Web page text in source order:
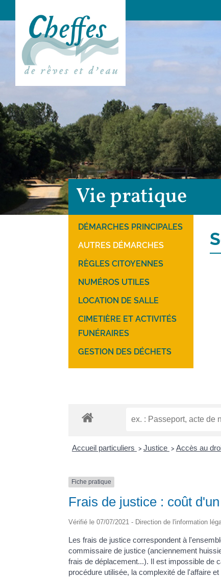
Vie pratique
DÉMARCHES PRINCIPALES
AUTRES DÉMARCHES
RÈGLES CITOYENNES
NUMÉROS UTILES
LOCATION DE SALLE
CIMETIÈRE ET ACTIVITÉS
FUNÉRAIRES
GESTION DES DÉCHETS
Accueil particuliers > Justice > Accès au
Fiche pratique
Frais de justice : coût
Vérifié le 07/07/2021 - Direction de l'information
Les frais de justice correspondent à
commissaire de justice (anciennement
frais de déplacement...). Il est impossible de
procédure utilisée, la complexité de l'affaire